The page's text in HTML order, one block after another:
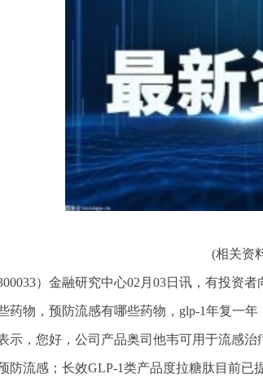
(相关资
）金融研究中心02月03日讯，有投资
药物，预防流感有哪些药物，glp-1年复一年
示，您好，公司产品奥司他韦可用于流感
防流感；长效GLP-1类产品度拉糖肽目前